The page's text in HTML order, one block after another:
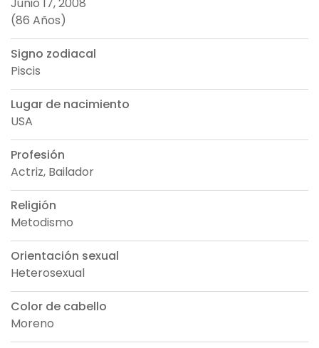
Junio 17, 2008
(86 Años)
Signo zodiacal
Piscis
Lugar de nacimiento
USA
Profesión
Actriz, Bailador
Religión
Metodismo
Orientación sexual
Heterosexual
Color de cabello
Moreno